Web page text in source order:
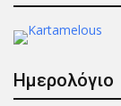
Ημερολόγιο